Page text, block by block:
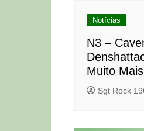
Notícias
N3 –
Muito Mais
Sgt Rock